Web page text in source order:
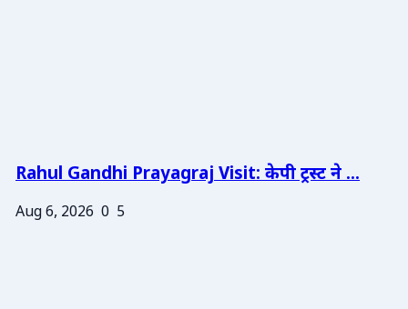
Rahul Gandhi Prayagraj Visit: केपी ट्रस्ट ने ...
Aug 6, 2026 0 5